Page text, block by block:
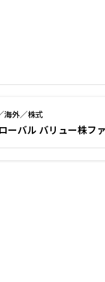
海外／株式
ーバル バリュー株フ